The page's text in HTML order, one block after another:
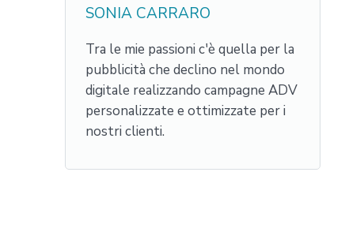
SONIA CARRARO
Tra le mie passioni c'è quella per la
pubblicità che declino nel mondo
digitale realizzando campagne ADV
personalizzate e ottimizzate per i
nostri clienti.